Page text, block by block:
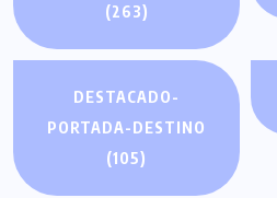
(263)
DESTACADO-
PORTADA-DESTINO
(105)